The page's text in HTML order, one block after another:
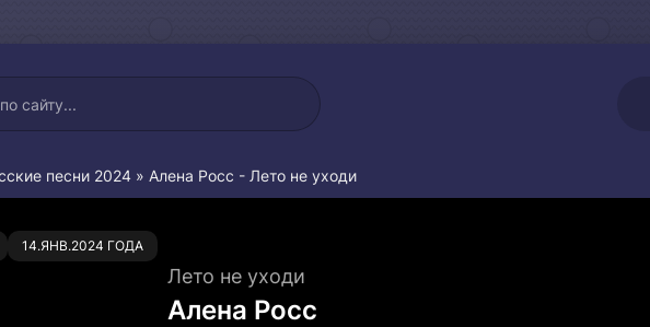
песни 2024 » Алена Росс - Лето не уходи
14.ЯНВ.2024 ГОДА
0
Лето не уходи
Алена Росс